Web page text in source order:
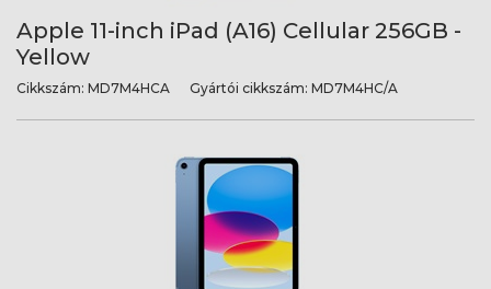
Apple 11-inch iPad (A16) Cellular 256GB -
Yellow
Cikkszám: MD7M4HCA Gyártói cikkszám: MD7M4HC/A